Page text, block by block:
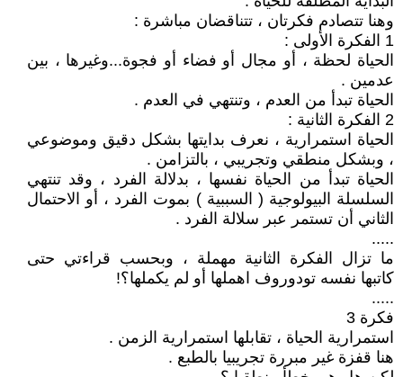
وهنا تتصادم فكرتان ، تتناقضان مباشرة :
1 الفكرة الأولى :
الحياة لحظة ، أو مجال أو فضاء أو فجوة...وغيرها ، بين
عدمين .
الحياة تبدأ من العدم ، وتنتهي في العدم .
2 الفكرة الثانية :
الحياة استمرارية ، نعرف بدايتها بشكل دقيق وموضوعي
، وبشكل منطقي وتجريبي ، بالتزامن .
الحياة تبدأ من الحياة نفسها ، بدلالة الفرد ، وقد تنتهي
السلسلة البيولوجية ( السببية ) بموت الفرد ، أو الاحتمال
الثاني أن تستمر عبر سلالة الفرد .
.....
ما تزال الفكرة الثانية مهملة ، وبحسب قراءتي حتى
كاتبها نفسه تودوروف اهملها أو لم يكملها؟!
.....
فكرة 3
استمرارية الحياة ، تقابلها استمرارية الزمن .
هنا قفزة غير مبررة تجريبيا بالطبع .